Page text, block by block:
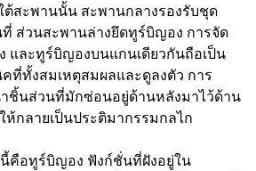
ต้สะพานนั้น สะพานกลางรองรับชุด
ที่ ส่วนสะพานล่างยึดทูร์บิญอง การจัด
ง และทูร์บิญองบนแกนเดียวกันถือเป็น
คที่ทั้งสมเหตุสมผลและดูลงตัว การ
ชิ้นส่วนที่มักซ่อนอยู่ด้านหลังมาไว้ด้าน
ห้กลายเป็นประติมากรรมกลไก
คือทูร์บิญอง ฟังก์ชั่นที่ฝังอยู่ใน